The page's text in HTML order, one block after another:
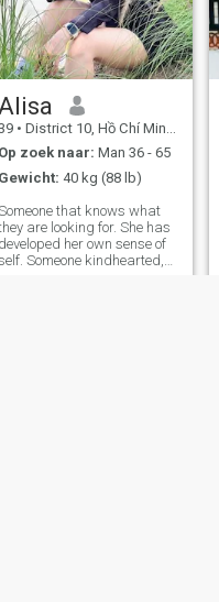
je aanraden.
Alisa
• District 10, Hồ Chí Minh, Vietnam
Op zoek naar: Man 36 - 65
Gewicht: 40 kg (88 lb)
that knows what
are looking for. She has
developed her own sense of
Someone kindhearted,